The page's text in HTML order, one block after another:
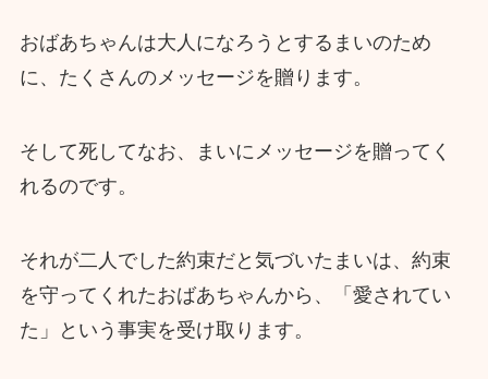
おばあちゃんは大人になろうとするまいのため
に、たくさんのメッセージを贈ります。
そして死してなお、まいにメッセージを贈ってく
れるのです。
それが二人でした約束だと気づいたまいは、約束
を守ってくれたおばあちゃんから、「愛されてい
た」という事実を受け取ります。